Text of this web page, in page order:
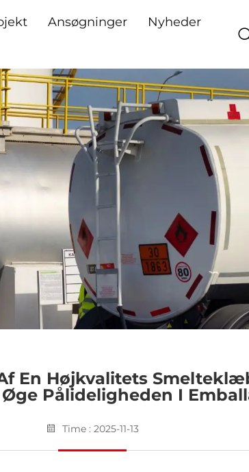
Ansøgninger
Nyheder
En Højkvalitets
Pålideligheden I
Time : 2025-11-13